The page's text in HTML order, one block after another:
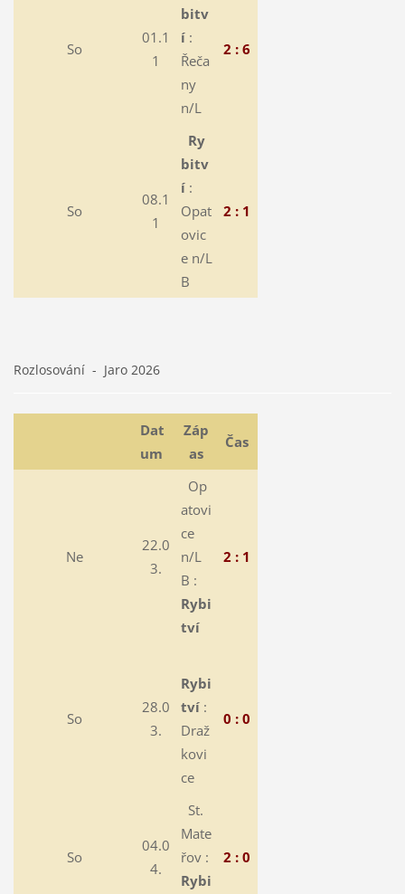
So
01.1
1
bitv
í:
Řeča
ny
n/L
2 : 6
So
08.1
1
Ry
bitv
í:
Opat
ovic
e n/L
B
2 : 1
Rozlosování - Jaro 2026
Dat
um
Záp
as
Čas
Ne
22.0
3.
Op
atovi
ce
n/L
B :
Rybi
tví
2 : 1
So
28.0
3.
Rybi
tví:
Draž
kovi
ce
0 : 0
So
04.0
4.
St.
Mate
řov :
Rybi
2 : 0